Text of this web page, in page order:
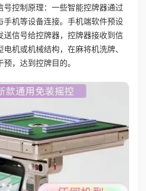
号控制原理：一些智能控牌器通过
手机等设备连接。手机端软件预设
送信号给控牌器，控牌器接收到信
机或机械结构，在麻将机洗牌、
，达到控牌目的。